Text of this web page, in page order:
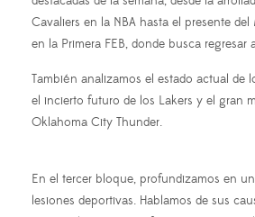
Cavaliers en la NBA hasta el presente
en la Primera FEB, donde busca regresar
También analizamos el estado actual de
el incierto futuro de los Lakers y el gran
Oklahoma City Thunder.
En el tercer bloque, profundizamos en
lesiones deportivas. Hablamos de sus